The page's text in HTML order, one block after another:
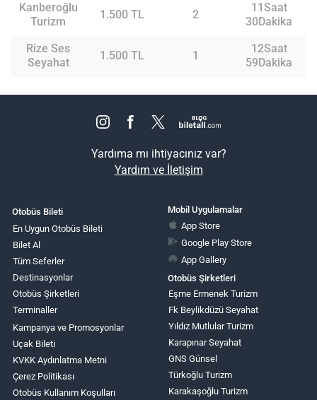
Kanberoğlu
Turizm
1.500 TL 2
11Saat
30Dakika
Rize Ses
Seyahat
1.500 TL 1
12Saat
59Dakika
Yardıma mı ihtiyacınız var?
Yardım ve İletişim
Otobüs Bileti
En Uygun Otobüs Bileti
Bilet Al
Tüm Seferler
Destinasyonlar
Otobüs Şirketleri
Terminaller
Kampanya ve Promosyonlar
Uçak Bileti
KVKK Aydınlatma Metni
Çerez Politikası
Otobüs Kullanım Koşulları
Mobil Uygulamalar
App Store
Google Play Store
App Gallery
Otobüs Şirketleri
Eşme Ermenek Turizm
Fk Beylikdüzü Seyahat
Yıldız Mutlular Turizm
Karapınar Seyahat
GNS Günsel
Türkoğlu Turizm
Karakaşoğlu Turizm